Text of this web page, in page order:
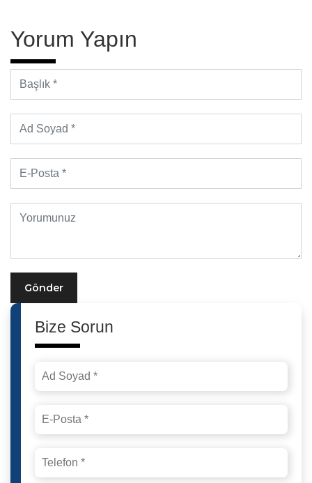
Yorum Yapın
Gönder
Bize Sorun